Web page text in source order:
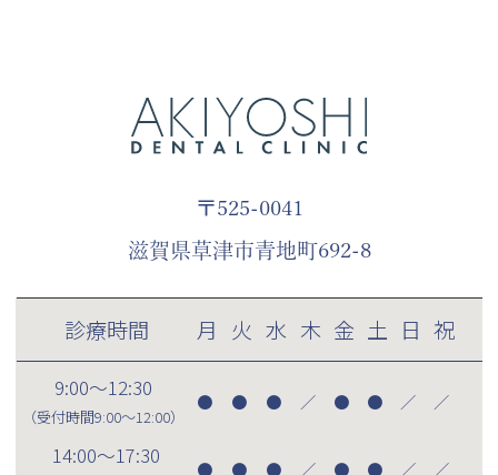
〒525-0041
滋賀県草津市青地町692-8
診療時間 月 火 水 木 金 土 日 祝
9:00～12:30
（受付時間9:00～12:00）
● ● ● ／ ● ● ／ ／
14:00～17:30
● ● ● ／ ● ● ／ ／